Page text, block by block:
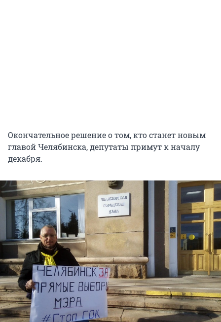
Окончательное решение о том, кто станет новым
главой Челябинска, депутаты примут к началу
декабря.